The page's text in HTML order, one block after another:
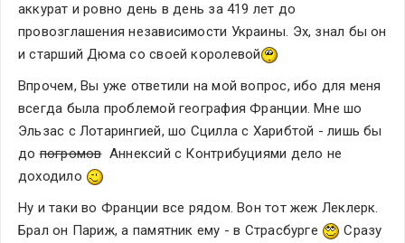
аккурат и ровно день в день за 419 лет до
провозглашения независимости Украины. Эх, знал бы он
и старший Дюма со своей королевой
Впрочем, Вы уже ответили на мой вопрос, ибо для меня
всегда была проблемой география Франции. Мне шо
Эльзас с Лотарингией, шо Сцилла с Харибтой - лишь бы
до погромов Аннексий с Контрибуциями дело не
доходило
Ну и таки во Франции все рядом. Вон тот жеж Леклерк.
Брал он Париж, а памятник ему - в Страсбурге
Сразу